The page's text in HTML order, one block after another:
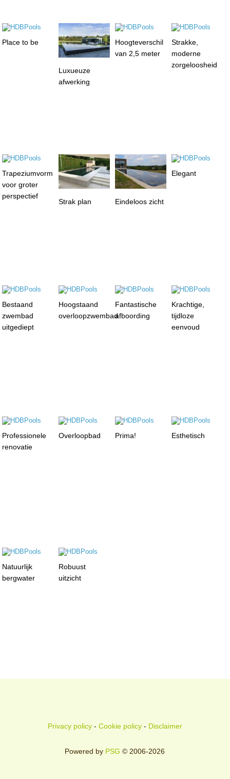
Place to be
Luxueuze
afwerking
Hoogteverschil
van 2,5 meter
Strakke,
moderne
zorgeloosheid
Trapeziumvorm
voor groter
perspectief
Strak plan Eindeloos zicht
Elegant
Bestaand
zwembad
uitgediept
Hoogstaand
overloopzwembad
Fantastische
afboording
Krachtige,
tijdloze
eenvoud
Professionele
renovatie
Overloopbad Prima! Esthetisch
Natuurlijk
bergwater
Robuust
uitzicht
Privacy policy- Cookie policy- Disclaimer
Powered by PSG © 2006-2026